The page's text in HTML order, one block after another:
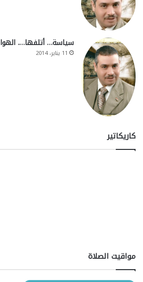
سياسة… أتلفها…. الهوا
11 يناير، 2014
كاريكاتير
مواقيت الصلاة